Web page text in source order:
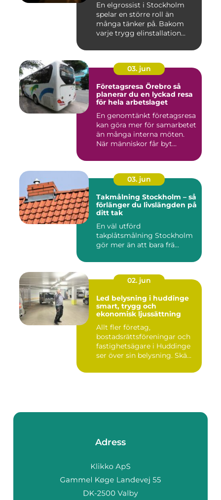
En elgrossist i Stockholm
spelar en större roll än
många tänker på. Bakom
varje trygg elinstallation...
03. jun
Företagsresa Örebro så
planerar du en lyckad resa
för hela arbetslaget
En genomtänkt företagsresa
kan göra mer för samarbetet
än många interna möten.
När människor får byt...
03. jun
Takmålning Stockholm – så
förlänger du livslängden på
ditt tak
En väl utförd
takplåtsmålning Stockholm
gör mer än att bara frä...
02. jun
Led belysning i huddinge
smart, trygg och
ekonomisk ljussättning
Allt fler företag,
bostadsrättsföreningar och
fastighetsägare i Huddinge
ser över sin belysning. Skä...
Adress